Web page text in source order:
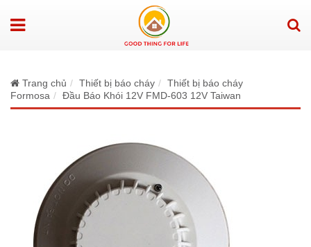
Trang chủ Thiết bị báo cháy
Thiết bị báo cháy
Formosa
Đầu Báo Khói 12V FMD-603 12V Taiwan